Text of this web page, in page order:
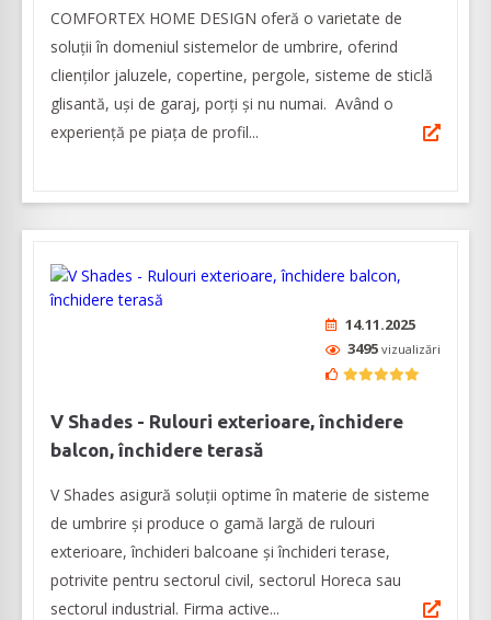
COMFORTEX HOME DESIGN oferă o varietate de
soluții în domeniul sistemelor de umbrire, oferind
clienților jaluzele, copertine, pergole, sisteme de sticlă
glisantă, uși de garaj, porți și nu numai. Având o
experiență pe piața de profil...
14.11.2025
3495 vizualizări
V Shades - Rulouri exterioare, închidere
balcon, închidere terasă
V Shades asigură soluții optime în materie de sisteme
de umbrire și produce o gamă largă de rulouri
exterioare, închideri balcoane și închideri terase,
potrivite pentru sectorul civil, sectorul Horeca sau
sectorul industrial. Firma active...